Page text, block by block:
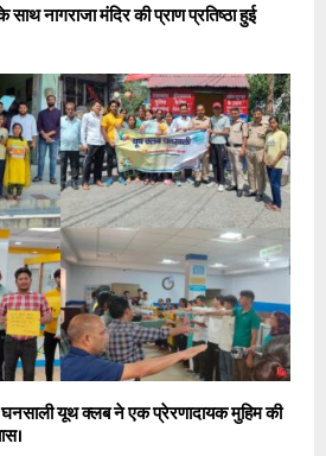
साथ नागराजा मंदिर की प्राण प्रतिष्ठा हुई
यूथ क्लब ने एक प्रेरणादायक मुहिम की